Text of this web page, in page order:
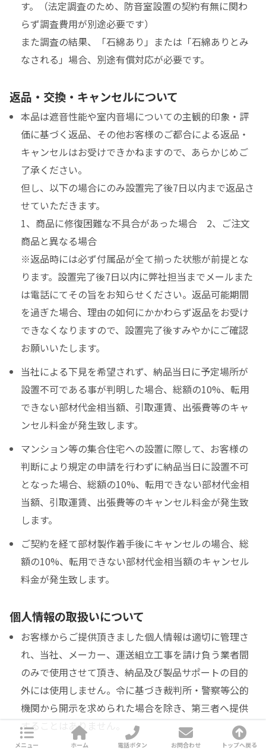
す。（法定調査のため、防音室設置の契約有無に関わ
らず調査費用が別途必要です）
また調査の結果、「石綿あり」または「石綿ありとみ
なされる」場合、別途有償対応が必要です。
返品・交換・キャンセルについて
本品は遮音性能や室内音場についての主観的印象・評
価に基づく返品、その他お客様のご都合による返品・
キャンセルはお受けできかねますので、あらかじめご
了承ください。
但し、以下の場合にのみ設置完了後7日以内まで返品さ
せていただきます。
1、商品に修復困難な不具合があった場合 2、ご注文
商品と異なる場合
※返品時には必ず付属品が全て揃った状態が前提とな
ります。設置完了後7日以内に弊社担当までメールまた
は電話にてその旨をお知らせください。返品可能期間
を過ぎた場合、理由の如何にかかわらず返品をお受け
できなくなりますので、設置完了後すみやかにご確認
お願いいたします。
当社による下見を希望されず、納品当日に予定場所が
設置不可である事が判明した場合、総額の10%、転用
できない部材代金相当額、引取運賃、出張費等のキャ
ンセル料金が発生致します。
マンション等の集合住宅への設置に際して、お客様の
判断により規定の申請を行わずに納品当日に設置不可
となった場合、総額の10%、転用できない部材代金相
当額、引取運賃、出張費等のキャンセル料金が発生致
します。
ご契約を経て部材製作着手後にキャンセルの場合、総
額の10%、転用できない部材代金相当額のキャンセル
料金が発生致します。
個人情報の取扱いについて
お客様からご提供頂きました個人情報は適切に管理さ
れ、当社、メーカー、運送組立工事を請け負う業者間
のみで使用させて頂き、納品及び製品サポートの目的
外には使用しません。令に基づき裁判所・警察等公的
機関から開示を求められた場合を除き、第三者へ提供
することはありません。
メニュー ホーム 電話ボタン お問合わせ トップへ戻る